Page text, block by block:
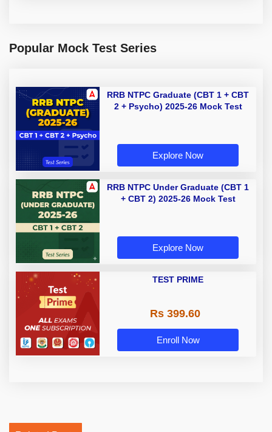
Popular Mock Test Series
RRB NTPC Graduate (CBT 1 + CBT
2 + Psycho) 2025-26 Mock Test
Explore Now
RRB NTPC Under Graduate (CBT 1
+ CBT 2) 2025-26 Mock Test
Explore Now
TEST PRIME
Rs 399.60
Enroll Now